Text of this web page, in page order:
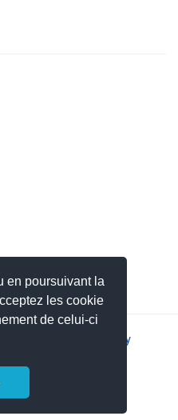
en poursuivant la
les cookie
de celui-ci
Privacy policy